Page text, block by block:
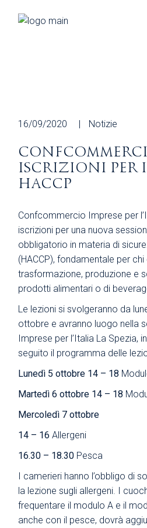
16/09/2020 Notizie
ISCRIZIONI PER
HACCP
Confcommercio Imprese per
iscrizioni per una nuova
obbligatorio in materia di
(HACCP), fondamentale per
trasformazione, produzione e
prodotti alimentari o di
Le lezioni si svolgeranno da
ottobre e avranno luogo nella
Imprese per l’Italia La Spezia,
seguito il programma delle
Lunedì 5 ottobre 14 – 18
Martedì 6 ottobre 14 – 18
Mercoledì 7 ottobre
14 – 16 Allergeni
16.30 – 18.30 Pesca
I camerieri hanno l’obbligo di
la lezione sugli allergeni. I
frequentare il modulo A e il
anche con il pesce, dovrà